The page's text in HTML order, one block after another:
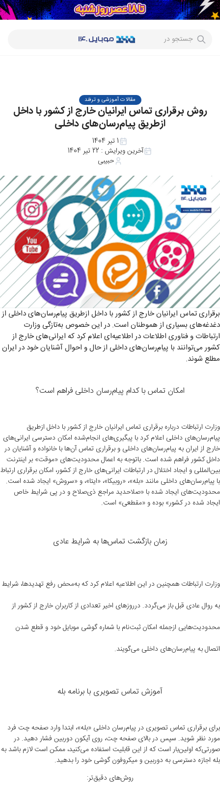
جستجو در
مقالات آموزشی و ترفند
روش برقراری تماس ایرانیان خارج از کشور با داخل
ازطریق پیام‌رسان‌های داخلی
1 تیر 1404
آخرین ویرایش : 22 تیر 1404
حبیبی
برقراری تماس ایرانیان خارج از کشور با داخل ازطریق پیام‌رسان‌های داخلی از
دغدغه‌های بسیاری از هموطنان است. در این خصوص به‌تازگی وزارت
ارتباطات و فناوری اطلاعات در اطلاعیه‌ای اعلام کرد که ایرانی‌های خارج از
کشور می‌توانند با پیام‌رسان‌های داخلی از حال و احوال آشنایان خود در ایران
مطلع شوند.
امکان تماس با کدام پیام‌رسان‌ داخلی فراهم است؟
وزارت ارتباطات درباره برقراری تماس ایرانیان خارج از کشور با داخل ازطریق
پیام‌رسان‌های داخلی اعلام کرد با پیگیری‌های انجام‌شده امکان دسترسی ایرانی‌های
خارج از ایران به پیام‌رسان‌های داخلی و برقراری تماس آن‌ها با خانواده و آشنایان در
داخل کشور فراهم شده است. باتوجه به اعمال محدودیت‌های «موقت» بر اینترنت
بین‌المللی و ایجاد اختلال در ارتباطات ایرانی‌های خارج از کشور، امکان برقراری ارتباط
با پیام‌رسان‌های داخلی مانند «بله»، «روبیکا»، «ایتا»، و «سروش» ایجاد شده است.
محدودیت‌های ایجاد شده با «صلاحدید مراجع ذی‌صلاح و در پی شرایط خاص
ایجاد شده در کشور» بوده و «مقطعی» است.
زمان بازگشت تماس‌ها به شرایط عادی
وزارت ارتباطات همچنین در این اطلاعیه اعلام کرد که به‌محض رفع تهدیدها، شرایط
به روال عادی قبل باز می‌گردد. درروزهای اخیر تعدادی از کاربران خارج از کشور از
محدودیت‌هایی ازجمله امکان ثبت‌نام با شماره گوشی موبایل خود و قطع شدن
اتصال به پیام‌رسان‌های داخلی می‌گویند.
آموزش تماس تصویری با برنامه بله
برای برقراری تماس تصویری در پیام‌رسان داخلی «بله»، ابتدا وارد صفحه چت فرد
مورد نظر شوید. سپس در بالای صفحه چت، روی آیکون دوربین فشار دهید. در
صورتی‌که اولین‌بار است که از این قابلیت استفاده می‌کنید، ممکن است لازم باشد به
بله اجازه دسترسی به دوربین و میکروفون گوشی خود را بدهید.
روش‌های دقیق‌تر: